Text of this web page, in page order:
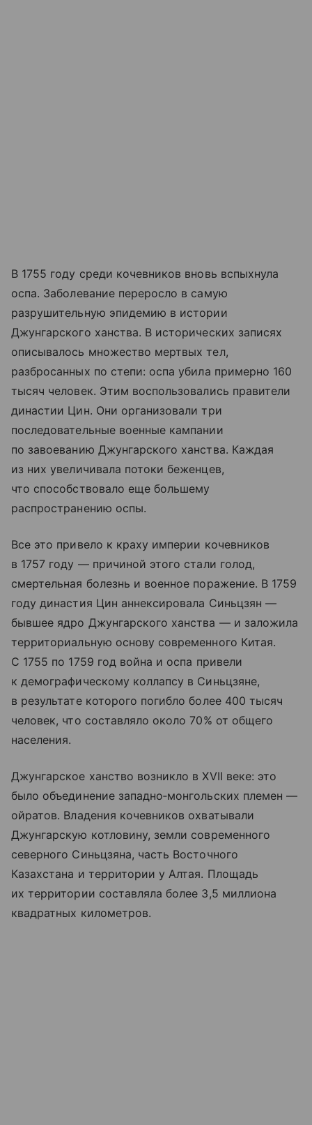
В 1755 году среди кочевников вновь вспыхнула
оспа. Заболевание переросло в самую
разрушительную эпидемию в истории
Джунгарского ханства. В исторических записях
описывалось множество мертвых тел,
разбросанных по степи: оспа убила примерно 160
тысяч человек. Этим воспользовались правители
династии Цин. Они организовали три
последовательные военные кампании
по завоеванию Джунгарского ханства. Каждая
из них увеличивала потоки беженцев,
что способствовало еще большему
распространению оспы.
Все это привело к краху империи кочевников
в 1757 году — причиной этого стали голод,
смертельная болезнь и военное поражение. В 1759
году династия Цин аннексировала Синьцзян —
бывшее ядро Джунгарского ханства — и заложила
территориальную основу современного Китая.
С 1755 по 1759 год война и оспа привели
к демографическому коллапсу в Синьцзяне,
в результате которого погибло более 400 тысяч
человек, что составляло около 70% от общего
населения.
Джунгарское ханство возникло в XVII веке: это
было объединение западно‑монгольских племен —
ойратов. Владения кочевников охватывали
Джунгарскую котловину, земли современного
северного Синьцзяна, часть Восточного
Казахстана и территории у Алтая. Площадь
их территории составляла более 3,5 миллиона
квадратных километров.